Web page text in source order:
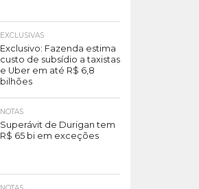
EXCLUSIVAS
Exclusivo: Fazenda estima
custo de subsídio a taxistas
e Uber em até R$ 6,8
bilhões
NOTAS
Superávit de Durigan tem
R$ 65 bi em exceções